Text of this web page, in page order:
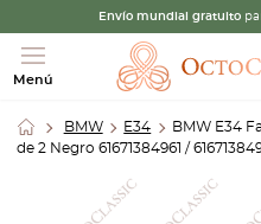
Envío mundial gratuito
Menú
BMW E34
BMW E34
de 2 Negro 61671384961 /